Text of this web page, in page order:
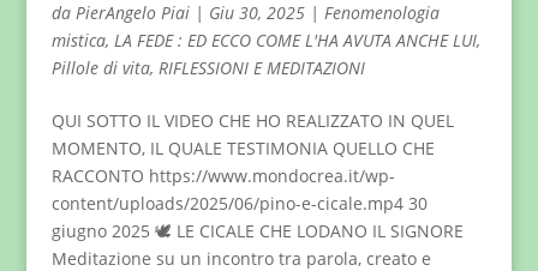
da PierAngelo Piai| Giu 30, 2025| Fenomenologia
mistica, LA FEDE : ED ECCO COME L'HA AVUTA ANCHE LUI,
Pillole di vita, RIFLESSIONI E MEDITAZIONI
QUI SOTTO IL VIDEO CHE HO REALIZZATO IN QUEL
MOMENTO, IL QUALE TESTIMONIA QUELLO CHE
RACCONTO https://www.mondocrea.it/wp-
content/uploads/2025/06/pino-e-cicale.mp4 30
giugno 2025 🕊️ LE CICALE CHE LODANO IL SIGNORE
Meditazione su un incontro tra parola, creato e